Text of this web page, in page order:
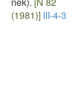
(1981)] III-4-3